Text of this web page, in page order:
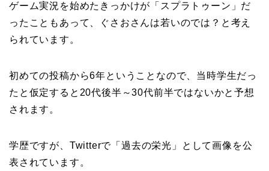
ゲーム実況を始めたきっかけが「スプラトゥーン」だ
ったこともあって、ぐさおさんは若いのでは？と考え
られています。
初めての投稿から6年ということなので、当時学生だっ
たと仮定すると20代後半～30代前半ではないかと予想
されます。
学歴ですが、Twitterで「過去の栄光」として画像を公
表されています。